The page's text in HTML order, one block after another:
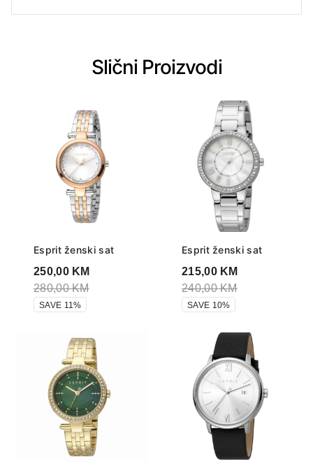
Slični Proizvodi
Esprit ženski sat
250,00 KM
280,00KM
SAVE 11%
Esprit ženski sat
215,00 KM
240,00KM
SAVE 10%